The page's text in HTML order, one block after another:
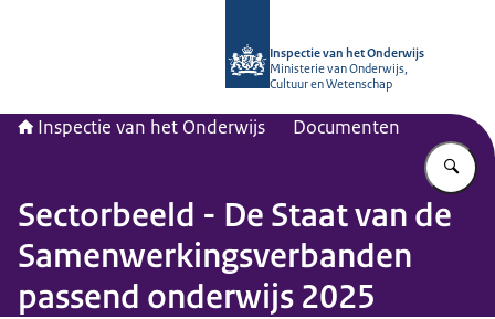
Inspectie van het Onderwijs
Ministerie van Onderwijs,
Cultuur en Wetenschap
Inspectie van het Onderwijs Documenten
Sectorbeeld - De Staat van de
Samenwerkingsverbanden
passend onderwijs 2025